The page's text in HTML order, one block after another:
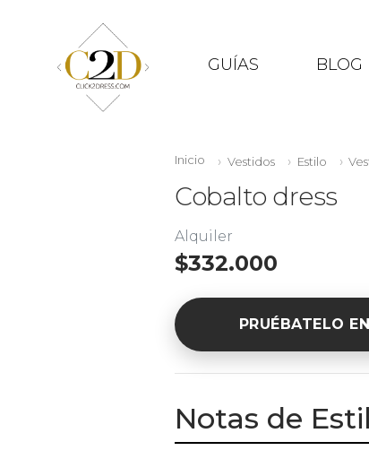
GUÍAS BLOG
Inicio Vestidos Estilo
Cobalto dress
Alquiler
$332.000
PRUÉBATELO
Notas de